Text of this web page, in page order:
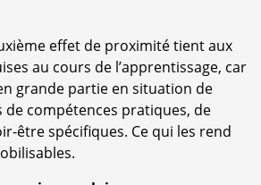
effet de proximité tient aux
au cours de l’apprentissage, car
grande partie en situation de
compétences pratiques, de
être spécifiques. Ce qui les rend